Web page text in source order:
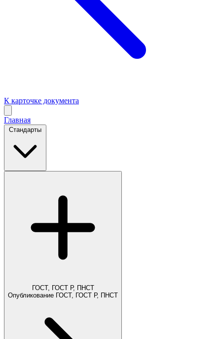
К карточке документа
Главная
Стандарты
ГОСТ, ГОСТ Р, ПНСТ
Опубликование ГОСТ, ГОСТ Р, ПНСТ